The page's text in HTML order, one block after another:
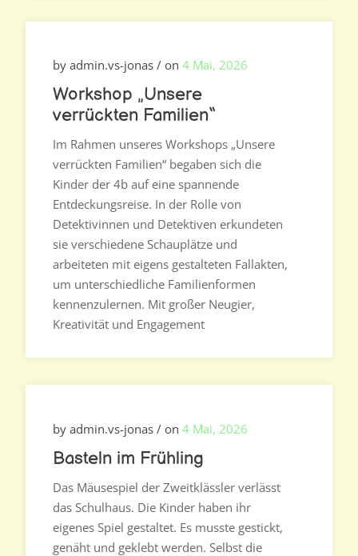
by admin.vs-jonas / on 4 Mai, 2026
Workshop „Unsere
verrückten Familien“
Im Rahmen unseres Workshops „Unsere
verrückten Familien“ begaben sich die
Kinder der 4b auf eine spannende
Entdeckungsreise. In der Rolle von
Detektivinnen und Detektiven erkundeten
sie verschiedene Schauplätze und
arbeiteten mit eigens gestalteten Fallakten,
um unterschiedliche Familienformen
kennenzulernen. Mit großer Neugier,
Kreativität und Engagement
by admin.vs-jonas / on 4 Mai, 2026
Basteln im Frühling
Das Mäusespiel der Zweitklässler verlässt
das Schulhaus. Die Kinder haben ihr
eigenes Spiel gestaltet. Es musste gestickt,
genäht und geklebt werden. Selbst die